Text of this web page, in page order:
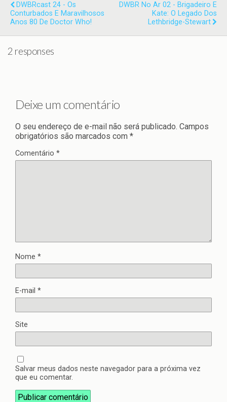
DWBRcast 24 - Os
Conturbados E Maravilhosos
Anos 80 De Doctor Who!
DWBR No Ar 02 - Brigadeiro E
Kate: O Legado Dos
Lethbridge-Stewart
2 responses
Deixe um comentário
O seu endereço de e-mail não será publicado. Campos
obrigatórios são marcados com *
Comentário *
Nome *
E-mail *
Site
Salvar meus dados neste navegador para a próxima vez
que eu comentar.